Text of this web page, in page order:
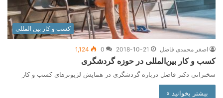
کسب و کار بین المللی
اصغر محمدی فاضل 2018-10-21
0
1,124
کسب و کار بین‌المللی در حوزه گردشگری
سخنرانی دکتر فاضل درباره گردشگری در همایش لژیونرهای کسب و کار
بیشتر بخوانید »